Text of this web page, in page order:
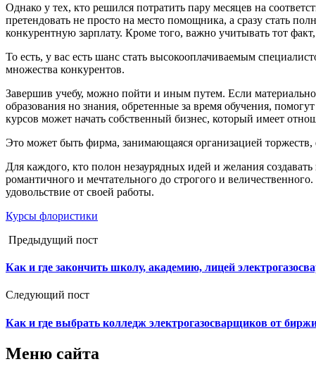
Однако у тех, кто решился потратить пару месяцев на
претендовать не просто на место помощника, а сразу стать
конкурентную зарплату. Кроме того, важно учитывать тот
То есть, у вас есть шанс стать высокооплачиваемым
множества конкурентов.
Завершив учебу, можно пойти и иным путем. Если
образования но знания, обретенные за время обучения,
курсов может начать собственный бизнес, который имеет
Это может быть фирма, занимающаяся организацией
Для каждого, кто полон незаурядных идей и желания
романтичного и мечтательного до строгого и
удовольствие от своей работы.
Курсы флористики
Предыдущий пост
Как и где закончить школу, академию, лицей
Следующий пост
Как и где выбрать колледж электрогазосварщиков от
Меню сайта